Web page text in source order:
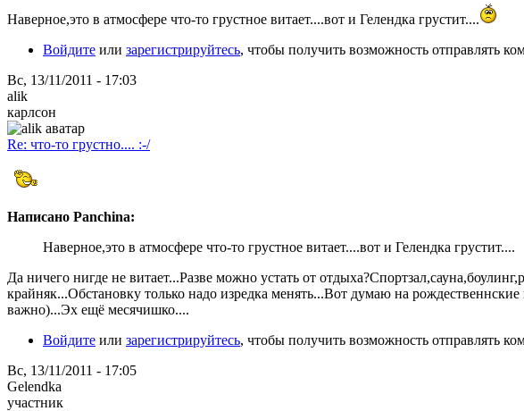
Наверное,это в атмосфере что-то грустное витает....вот и Гелендка грустит....
Войдите или зарегистрируйтесь, чтобы получить возможность отправлять
Вс, 13/11/2011 - 17:03
alik
карлсон
Re: что-то грустно.... :-/
Написано Panchina:
Наверное,это в атмосфере что-то грустное витает....вот и Гелендка грустит....
Да ничего нигде не витает...Разве можно устать от
крайняк...Обстановку только надо изредка менять...Вот думаю на
важно)...Эх ещё месячишко....
Войдите или зарегистрируйтесь, чтобы получить возможность отправлять
Вс, 13/11/2011 - 17:05
Gelendka
участник